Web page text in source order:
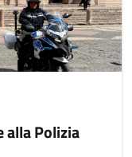
alla Polizia